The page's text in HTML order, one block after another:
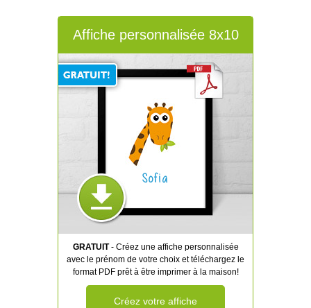
Affiche personnalisée 8x10
Sofia
GRATUIT- Créez une affiche personnalisée
avec le prénom de votre choix et téléchargez le
format PDF prêt à être imprimer à la maison!
Créez votre affiche